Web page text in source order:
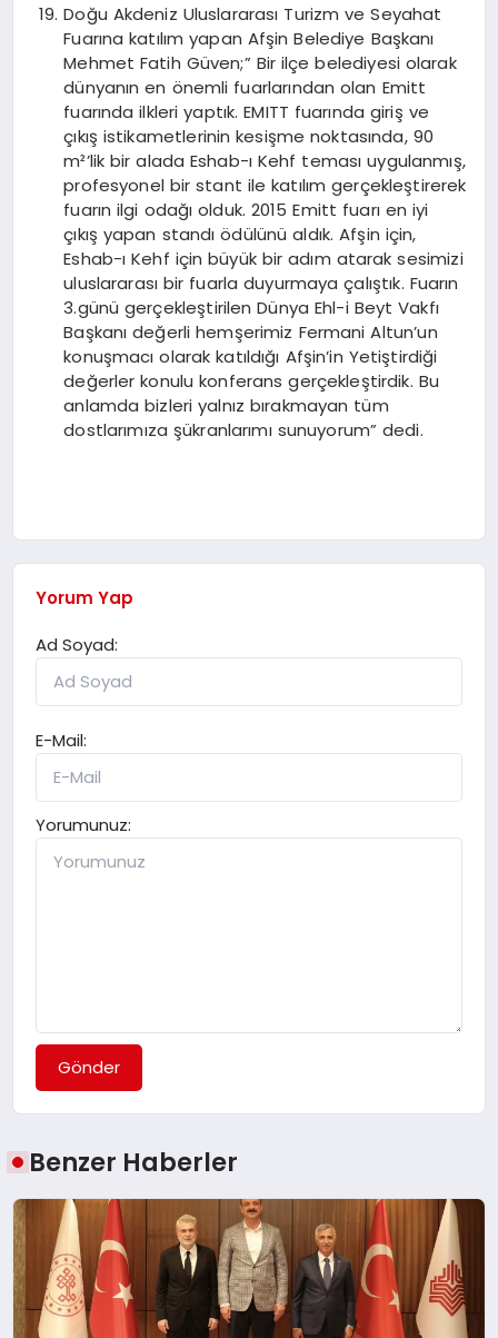
Doğu Akdeniz Uluslararası Turizm ve Seyahat
Fuarına katılım yapan Afşin Belediye Başkanı
Mehmet Fatih Güven;” Bir ilçe belediyesi olarak
dünyanın en önemli fuarlarından olan Emitt
fuarında ilkleri yaptık. EMITT fuarında giriş ve
çıkış istikametlerinin kesişme noktasında, 90
m²’lik bir alada Eshab-ı Kehf teması uygulanmış,
profesyonel bir stant ile katılım gerçekleştirerek
fuarın ilgi odağı olduk. 2015 Emitt fuarı en iyi
çıkış yapan standı ödülünü aldık. Afşin için,
Eshab-ı Kehf için büyük bir adım atarak sesimizi
uluslararası bir fuarla duyurmaya çalıştık. Fuarın
3.günü gerçekleştirilen Dünya Ehl-i Beyt Vakfı
Başkanı değerli hemşerimiz Fermani Altun’un
konuşmacı olarak katıldığı Afşin’in Yetiştirdiği
değerler konulu konferans gerçekleştirdik. Bu
anlamda bizleri yalnız bırakmayan tüm
dostlarımıza şükranlarımı sunuyorum” dedi.
Yorum Yap
Ad Soyad:
E-Mail:
Yorumunuz:
Gönder
Benzer Haberler